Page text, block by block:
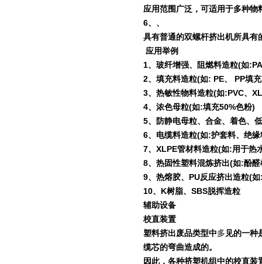
应用范围广泛，可适用于多种物
6、、
具有普通的双螺杆挤出机所具
应用举例
1、玻纤增强、阻燃料造粒(如
2、填充料造粒(如: PE、 PP填充
3、热敏性物料造粒(如:PVC、
4、浓色母粒(如:填充50%色粉)
5、防静电母粒、合金、着色、
6、电缆料造粒(如:护套料、绝缘
7、 XLPE管材料造粒(如:用于热
8、热固性塑料混炼挤出(如:酚醛
9、热熔胶、 PU反应挤出造粒(如
10、 K树脂、 SBS脱挥造粒
辅助设备
校直装置
塑料挤出废品类型中多见的一种
缆芯的弯曲造成的。
因此，各种挤塑机组中的校直